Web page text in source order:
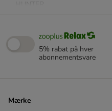
Max & Molly
5% rabat på hver
abonnementsvare
Mærke